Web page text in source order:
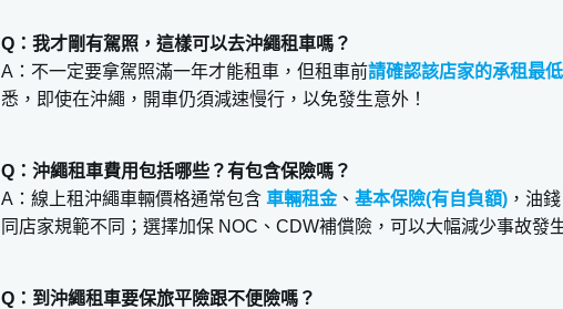
Q：我才剛有駕照，這樣可以去沖繩租車嗎？
A：不一定要拿駕照滿一年才能租車，但租車前請確認該店家的承租最
悉，即使在沖繩，開車仍須減速慢行，以免發生意外！
Q：沖繩租車費用包括哪些？有包含保險嗎？
A：線上租沖繩車輛價格通常包含 車輛租金、 基本保險(有自負額) ，油
同店家規範不同；選擇加保 NOC、CDW補償險，可以大幅減少事故發
Q：到沖繩租車要保旅平險跟不便險嗎？